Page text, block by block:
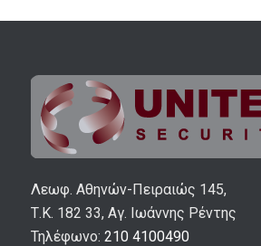
Λεωφ. Αθηνών-Πειραιώς 145,
Τ.Κ. 182 33, Αγ. Ιωάννης Ρέντης
Τηλέφωνο: 210 4100490